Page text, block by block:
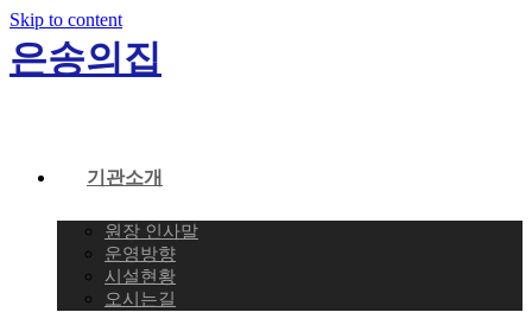
Skip to content
은송의집
기관소개
원장 인사말
운영방향
시설현황
오시는길